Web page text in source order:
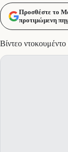
Προσθέστε το
προτιμώμενη
Βίντεο